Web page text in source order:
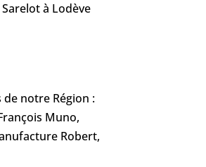
à Lodève
notre Région :
Muno,
Robert,